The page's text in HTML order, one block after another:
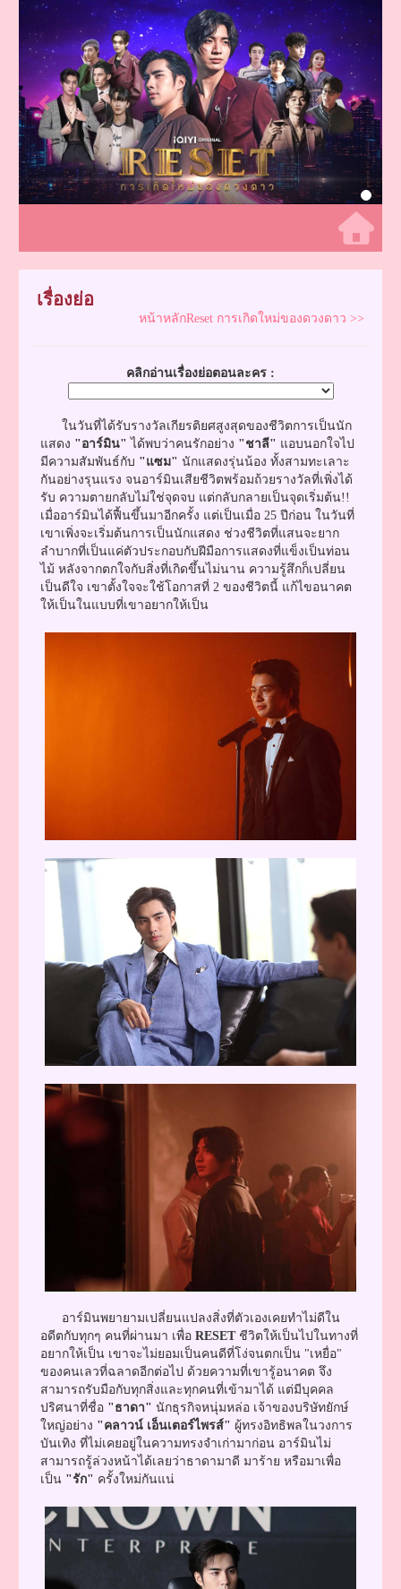
Previous Next
เรื่องย่อ
หน้าหลักReset การเกิดใหม่ของดวงดาว >>
คลิกอ่านเรื่องย่อตอนละคร :
ในวันที่ได้รับรางวัลเกียรติยศสูงสุดของชีวิตการเป็นนัก
แสดง "อาร์มิน" ได้พบว่าคนรักอย่าง "ชาลี" แอบนอกใจไป
มีความสัมพันธ์กับ "แซม" นักแสดงรุ่นน้อง ทั้งสามทะเลาะ
กันอย่างรุนแรง จนอาร์มินเสียชีวิตพร้อมถ้วยรางวัลที่เพิ่งได้
รับ ความตายกลับไม่ใช่จุดจบ แต่กลับกลายเป็นจุดเริ่มต้น!!
เมื่ออาร์มินได้ฟื้นขึ้นมาอีกครั้ง แต่เป็นเมื่อ 25 ปีก่อน ในวันที่
เขาเพิ่งจะเริ่มต้นการเป็นนักแสดง ช่วงชีวิตที่แสนจะยาก
ลำบากที่เป็นแค่ตัวประกอบกับฝีมือการแสดงที่แข็งเป็นท่อน
ไม้ หลังจากตกใจกับสิ่งที่เกิดขึ้นไม่นาน ความรู้สึกก็เปลี่ยน
เป็นดีใจ เขาตั้งใจจะใช้โอกาสที่ 2 ของชีวิตนี้ แก้ไขอนาคต
ให้เป็นในแบบที่เขาอยากให้เป็น
อาร์มินพยายามเปลี่ยนแปลงสิ่งที่ตัวเองเคยทำไม่ดีใน
อดีตกับทุกๆ คนที่ผ่านมา เพื่อRESETชีวิตให้เป็นไปในทางที่
อยากให้เป็น เขาจะไม่ยอมเป็นคนดีที่โง่จนตกเป็น "เหยื่อ"
ของคนเลวที่ฉลาดอีกต่อไป ด้วยความที่เขารู้อนาคต จึง
สามารถรับมือกับทุกสิ่งและทุกคนที่เข้ามาได้ แต่มีบุคคล
ปริศนาที่ชื่อ "ธาดา" นักธุรกิจหนุ่มหล่อ เจ้าของบริษัทยักษ์
ใหญ่อย่าง "คลาวน์ เอ็นเตอร์ไพรส์" ผู้ทรงอิทธิพลในวงการ
บันเทิง ที่ไม่เคยอยู่ในความทรงจำเก่ามาก่อน อาร์มินไม่
สามารถรู้ล่วงหน้าได้เลยว่าธาดามาดี มาร้าย หรือมาเพื่อ
เป็น "รัก" ครั้งใหม่กันแน่